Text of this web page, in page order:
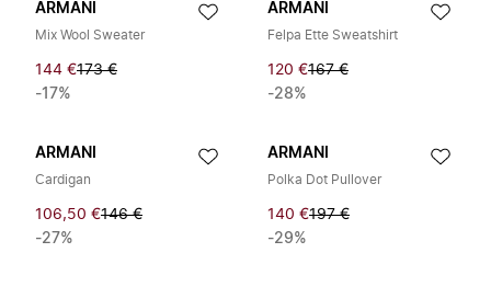
ARMANI
Mix Wool Sweater
144 €173 €
-17%
ARMANI
Felpa Ette Sweatshirt
120 €167 €
-28%
ARMANI
Cardigan
106,50 €146 €
-27%
ARMANI
Polka Dot Pullover
140 €197 €
-29%